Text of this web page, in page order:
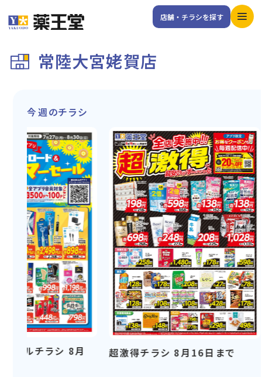
店舗・チラシを探す
常陸大宮姥賀店
今週のチラシ
セールチラシ 8月 超激得チラシ 8月16日まで